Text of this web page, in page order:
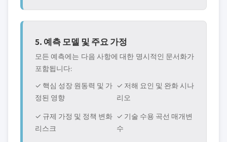
5. 예측 모델 및 주요 가정
모든 예측에는 다음 사항에 대한 명시적인 문서화가
포함됩니다:
✓ 핵심 성장 원동력 및 가
정된 영향
✓ 저해 요인 및 완화 시나
리오
✓ 규제 가정 및 정책 변화
리스크
✓ 기술 수용 곡선 매개변
수